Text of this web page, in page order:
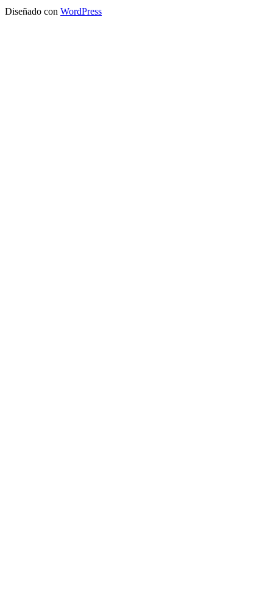
Diseñado con WordPress